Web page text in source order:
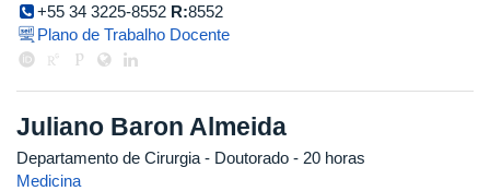
+55 34 3225-8552 R:8552
Plano de Trabalho Docente
Juliano Baron Almeida
Departamento de Cirurgia - Doutorado - 20 horas
Medicina